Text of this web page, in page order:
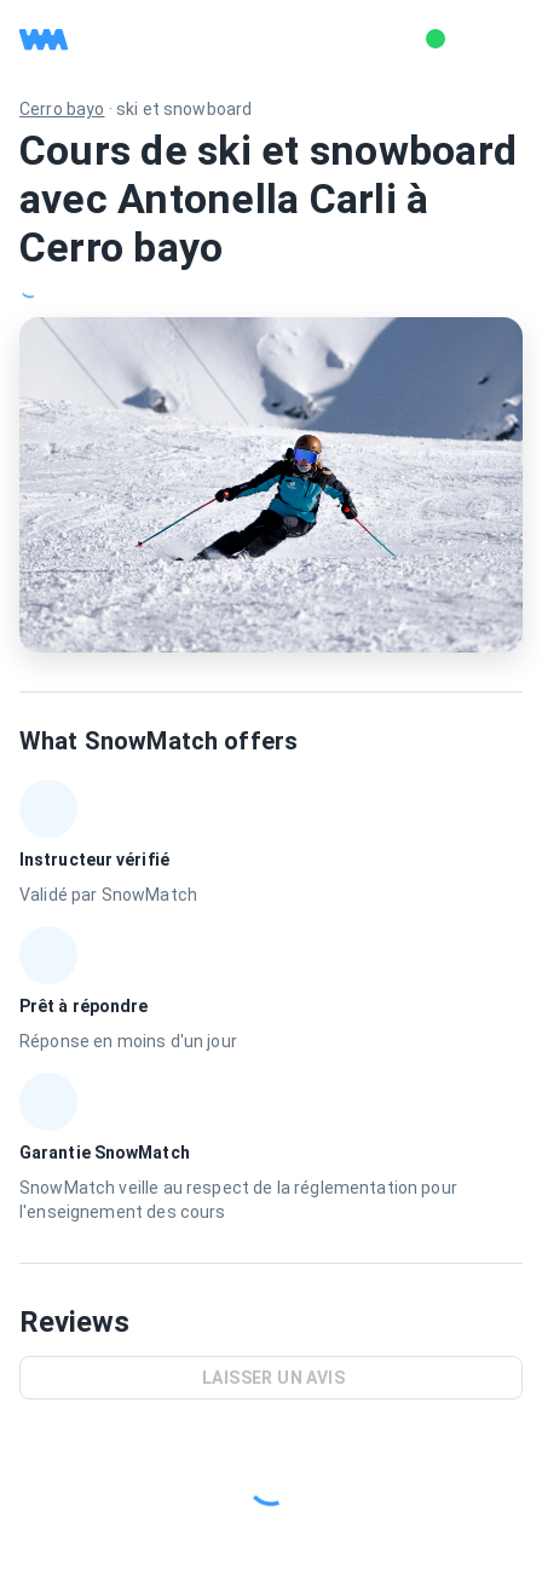
Cerro bayo · ski et snowboard
Cours de ski et snowboard
avec Antonella Carli à
Cerro bayo
What SnowMatch offers
Instructeur vérifié
Validé par SnowMatch
Prêt à répondre
Réponse en moins d'un jour
Garantie SnowMatch
SnowMatch veille au respect de la réglementation pour
l'enseignement des cours
Reviews
LAISSER UN AVIS